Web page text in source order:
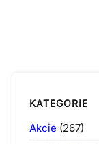
KATEGORIE
Akcie (267)